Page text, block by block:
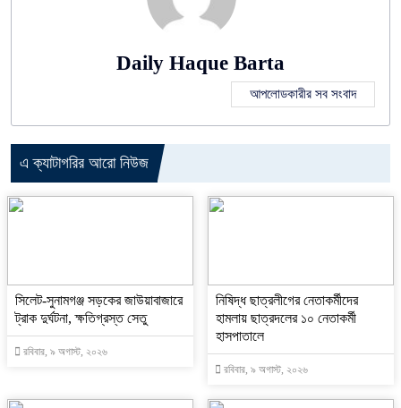
Daily Haque Barta
আপলোডকারীর সব সংবাদ
এ ক্যাটাগরির আরো নিউজ
‎সিলেট-সুনামগঞ্জ সড়কের জাউয়াবাজারে
ট্রাক দুর্ঘটনা, ক্ষতিগ্রস্ত সেতু
রবিবার, ৯ অগাস্ট, ২০২৬
নিষিদ্ধ ছাত্রলীগের নেতাকর্মীদের
হামলায় ছাত্রদলের ১০ নেতাকর্মী
হাসপাতালে
রবিবার, ৯ অগাস্ট, ২০২৬